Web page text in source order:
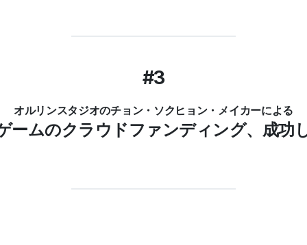
#3
オルリンスタジオのチョン・ソクヒョン・メイカーによる
ームのクラウドファンディング、成功